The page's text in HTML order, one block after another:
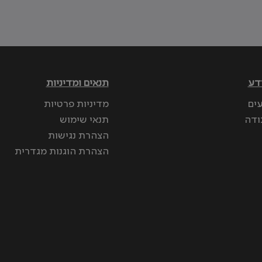
תנאים ומדיניות
מדיניות פרטיות
תנאי שימוש
הצהרת נגישות
הצהרת הוגנות מגדרית